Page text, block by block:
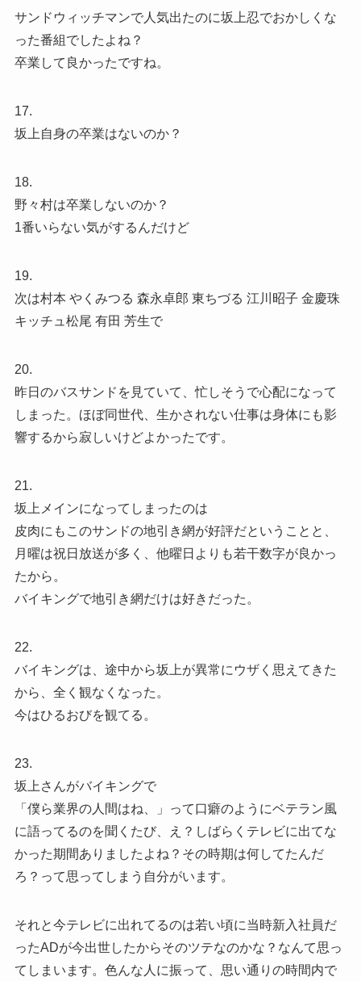
サンドウィッチマンで人気出たのに坂上忍でおかしくな
った番組でしたよね？
卒業して良かったですね。
17.
坂上自身の卒業はないのか？
18.
野々村は卒業しないのか？
1番いらない気がするんだけど
19.
次は村本 やくみつる 森永卓郎 東ちづる 江川昭子 金慶珠
キッチュ松尾 有田 芳生で
20.
昨日のバスサンドを見ていて、忙しそうで心配になって
しまった。ほぼ同世代、生かされない仕事は身体にも影
響するから寂しいけどよかったです。
21.
坂上メインになってしまったのは
皮肉にもこのサンドの地引き網が好評だということと、
月曜は祝日放送が多く、他曜日よりも若干数字が良かっ
たから。
バイキングで地引き網だけは好きだった。
22.
バイキングは、途中から坂上が異常にウザく思えてきた
から、全く観なくなった。
今はひるおびを観てる。
23.
坂上さんがバイキングで
「僕ら業界の人間はね、」って口癖のようにベテラン風
に語ってるのを聞くたび、え？しばらくテレビに出てな
かった期間ありましたよね？その時期は何してたんだ
ろ？って思ってしまう自分がいます。
それと今テレビに出れてるのは若い頃に当時新入社員だ
ったADが今出世したからそのツテなのかな？なんて思っ
てしまいます。色んな人に振って、思い通りの時間内で